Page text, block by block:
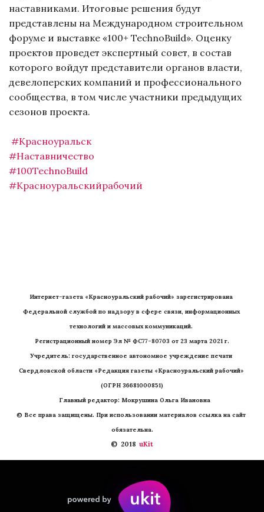
наставниками. Итоговые решения будут
представлены на Международном строительном
форуме и выставке «100+ TechnoBuild». Оценку
проектов проведет экспертный совет, в состав
которого войдут представители органов власти,
девелоперских компаний и профессионального
сообщества, в том числе участники предыдущих
сезонов проекта.
#Красноуральск
#Наставничество
#100TechnoBuild
#Красноуральскийрабочий
Интернет-газета «Красноуральский рабочий» зарегистрирована
Федеральной службой по надзору в сфере связи, информационных
технологий и массовых коммуникаций.
Регистрационный номер Эл № ФС77-80703 от 23 марта 2021 г.
Учредитель: государственное автономное учреждение печати
Свердловской области «Редакция газеты «Красноуральский рабочий»
(ОГРН 36681000851)
   Главный редактор: Мокрушина Ольга Ивановна
© Все права защищены. При использовании материалов ссылка на сайт
обязательна.
©  2018 uKit